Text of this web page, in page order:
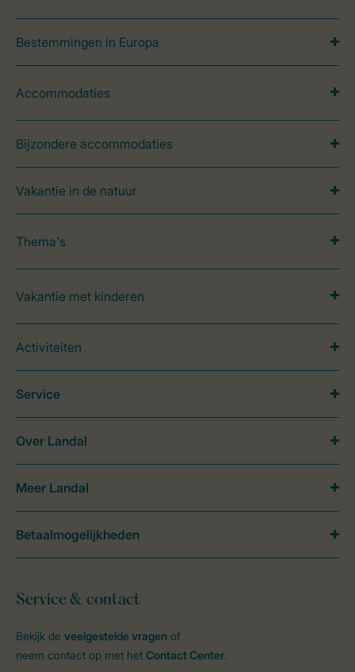
Bestemmingen in Europa
Accommodaties
Bijzondere accommodaties
Vakantie in de natuur
Thema's
Vakantie met kinderen
Activiteiten
Service & contact
Bekijk de veelgestelde vragen of
neem contact op met het Contact Center.
Service
Over Landal
Meer Landal
Betaalmogelijkheden